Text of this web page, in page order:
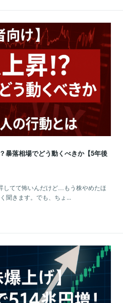
暴落相場でどう動くべきか【5年後
してて怖いんだけど…もう株やめたほ
聞きます。でも、ちょ...